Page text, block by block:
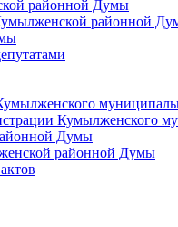
районной Думы
районной
Кумылженского
Думы
районной Думы